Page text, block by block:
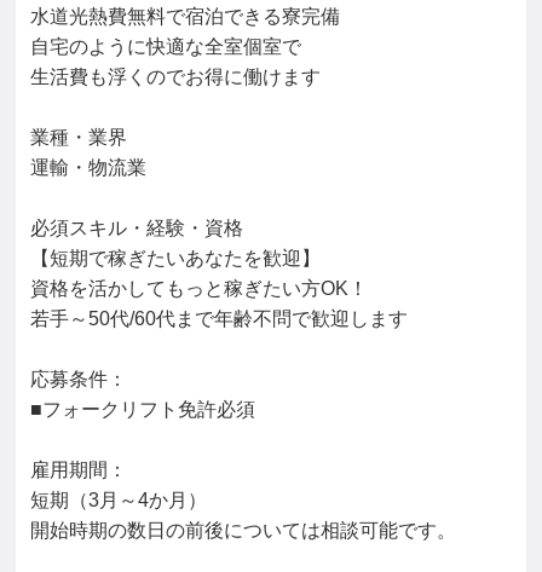
水道光熱費無料で宿泊できる寮完備
自宅のように快適な全室個室で
生活費も浮くのでお得に働けます
業種・業界
運輸・物流業
必須スキル・経験・資格
【短期で稼ぎたいあなたを歓迎】
資格を活かしてもっと稼ぎたい方OK！
若手～50代/60代まで年齢不問で歓迎します
応募条件：
■フォークリフト免許必須
雇用期間：
短期（3月～4か月）
開始時期の数日の前後については相談可能です。